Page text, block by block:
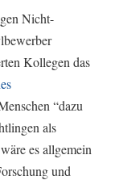
Nicht-
Kollegen das
“dazu
als
es allgemein
und